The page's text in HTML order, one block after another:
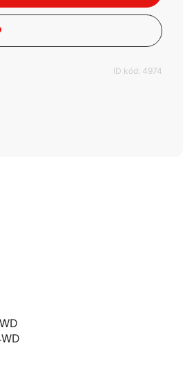
ID kód: 4974
2001 / 4,7L 4WD
/ 2002 / 4,7L 4WD